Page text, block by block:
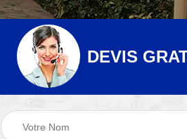
Nettoyage et
DEVIS